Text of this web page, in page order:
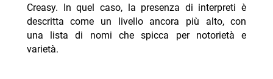
Creasy. In quel caso, la presenza di interpreti è
descritta come un livello ancora più alto, con
una lista di nomi che spicca per notorietà e
varietà.